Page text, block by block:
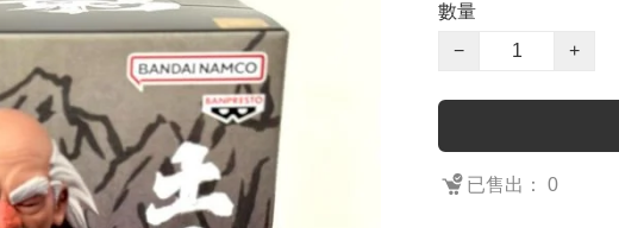
數量
−
+
已售出： 0